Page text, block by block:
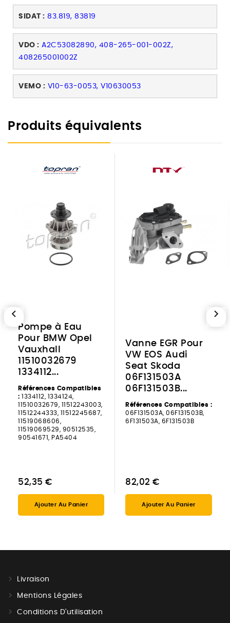
SIDAT : 83.819, 83819
VDO : A2C53082890, 408-265-001-002Z,
408265001002Z
VEMO : V10-63-0053, V10630053
Produits équivalents
Pompe à Eau
Pour BMW Opel
Vauxhall
11510032679
1334112...
Références Compatibles
: 1334112, 1334124,
11510032679, 11512243003,
11512244333, 11512245687,
11519068606,
11519069529, 90512535,
90541671, PA5404
52,35 €
Ajouter Au Panier
Vanne EGR Pour
VW EOS Audi
Seat Skoda
06F131503A
06F131503B...
Références Compatibles :
06F131503A, 06F131503B,
6F131503A, 6F131503B
82,02 €
Ajouter Au Panier
chevron_left chevron_right
Livraison
Mentions Légales
Conditions D'utilisation